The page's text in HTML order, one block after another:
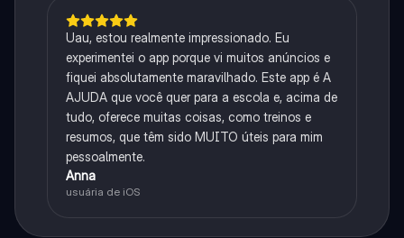
Uau, estou realmente impressionado. Eu
experimentei o app porque vi muitos anúncios e
fiquei absolutamente maravilhado. Este app é A
AJUDA que você quer para a escola e, acima de
tudo, oferece muitas coisas, como treinos e
resumos, que têm sido MUITO úteis para mim
pessoalmente.
Anna
usuária de iOS